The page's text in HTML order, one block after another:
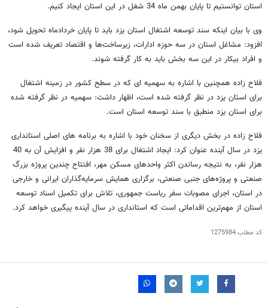
استان توانستیم تا پایان بهمن‌ ماه 34 شغل در این استان ایجاد کنیم.
وی با بیان اینکه سند توسعه اشتغال استان یزد باید تا پایان خردادماه تحویل شود،
افزود: مشاغل استان در سه حوزه ادارات، زیرساخت‌ها و اقتصاد تعریف شده است
و افراد بیکار در این سه بخش باید به کار گرفته شوند.
فلاح‌ زاده همچنین با اشاره به سهمیه ‌ای که در سطح کشور در زمینه اشتغال
برای استان یزد در نظر گرفته شده است، اظهار داشت: سهمیه در نظر گرفته شده
برای استان یزد منطبق با سند توسعه استان است.
فلاح‌ زاده در بخش دیگری از سخنان خود با اشاره به برنامه ‌های اصلی استانداری
یزد در سال آینده عنوان کرد: ایجاد اشتغال برای 38 هزار نفر و افزایش آن به 40
هزار نفر، به نتیجه رساندن اکثر واحدهای مسکن مهر، افتتاح چندین پروژه بزرگ
صنعتی و پروژه‌های جنبی صنعتی، برگزاری همایش سرمایه‌گذاران ایرانی و خارجی
در استان، اجرای مصوبات سفر ریاست جمهوری، تلاش برای تکمیل اسناد توسعه
استان از مهم‌ترین اقداماتی است که استانداری در سال آینده پیگیری خواهد کرد.
کد مطلب1275984